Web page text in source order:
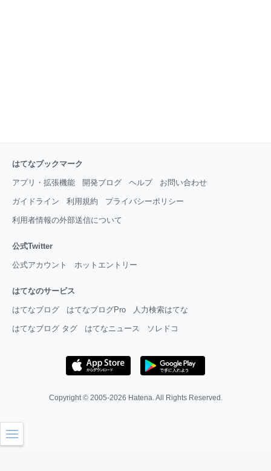
はてなブックマーク
アプリ・拡張機能 開発ブログ ヘルプ お問い合わせ
ガイドライン 利用規約 プライバシーポリシー
利用者情報の外部送信について
公式Twitter
公式アカウント ホットエントリー
はてなのサービス
はてなブログ はてなブログPro 人力検索はてな
はてなブログ タグ はてなニュース ソレドコ
Copyright © 2005-2026 Hatena. All Rights Reserved.